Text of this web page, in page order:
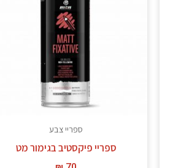
ספריי צבע
ספריי פיקסטיב בגימור מט